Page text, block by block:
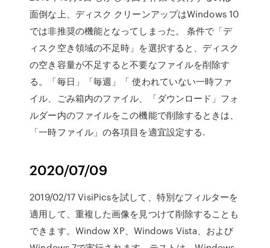
面倒な上、ディスク クリーンアップはWindows 10
では非推奨の機能となってしまった。 条件で「デ
ィスク空き領域の不足時」を選択すると、ディスク
の空き容量が不足すると不要なファイルを削除す
る。「毎日」「毎週」「 使われていない一時ファ
イル、ごみ箱内のファイル、「ダウンロード」フォ
ルダー内のファイルをこの機能で削除するときは、
「一時ファイル」の各項目を適宜設定する.
2020/07/09
2019/02/17 VisiPicsを試して、特別なフィルターを
適用して、重複した画像を見つけて削除することも
できます。Window XP、Windows Vista、および